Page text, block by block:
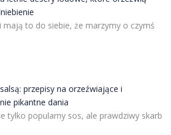
mają to do siebie, że marzymy o czymś
przepisy na orzeźwiające i
pikantne dania
tylko popularny sos, ale prawdziwy skarb